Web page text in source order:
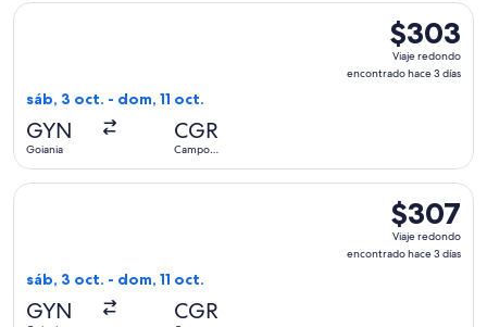
$303
Viaje
redondo,
$303
Viaje redondo
encontrado hace 3 días
sáb, 3 oct. - dom, 11 oct.
GYN
Goiania
CGR
Campo
Seleccionar vuelo de Azul, con salida el sáb, 3 oct. desde
$307
Viaje
redondo,
$307
Viaje redondo
encontrado hace 3 días
sáb, 3 oct. - dom, 11 oct.
GYN CGR
Seleccionar vuelo de Azul, con salida el sáb, 3 oct. desde